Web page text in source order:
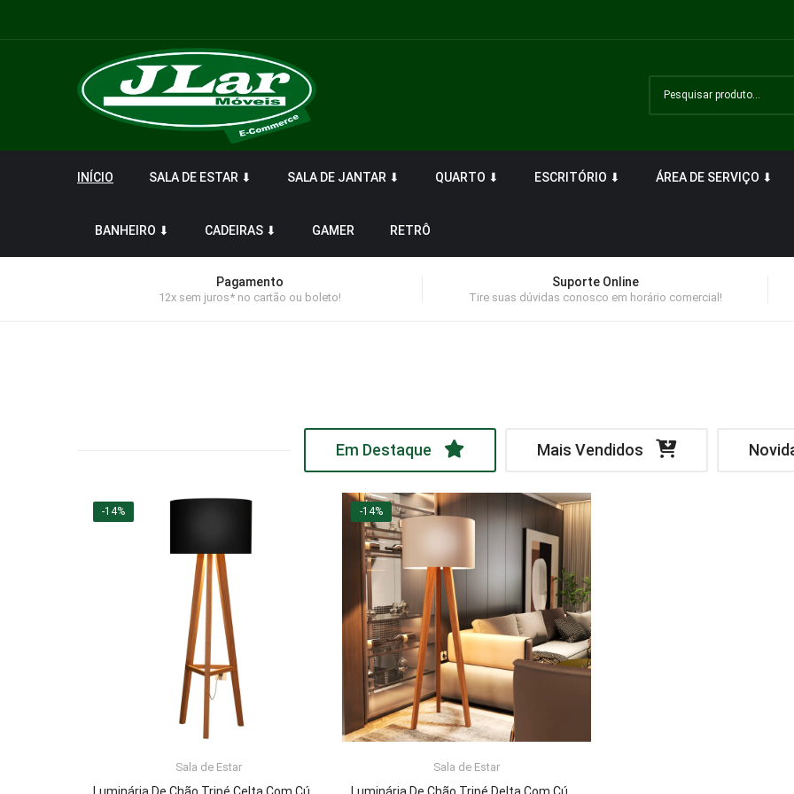
INÍCIO SALA DE ESTAR ⬇ SALA DE JANTAR ⬇ QUARTO ⬇ ESCRITÓRIO ⬇ ÁREA DE SERVIÇO ⬇
BANHEIRO ⬇ CADEIRAS ⬇ GAMER RETRÔ
Pagamento
12x sem juros* no cartão ou boleto!
Suporte Online
Tire suas dúvidas conosco em horário comercial!
Em Destaque Mais Vendidos
-14%
Sala de Estar
ADICIONAR AO CARRINHO
-14%
Sala de Estar
LER MAIS